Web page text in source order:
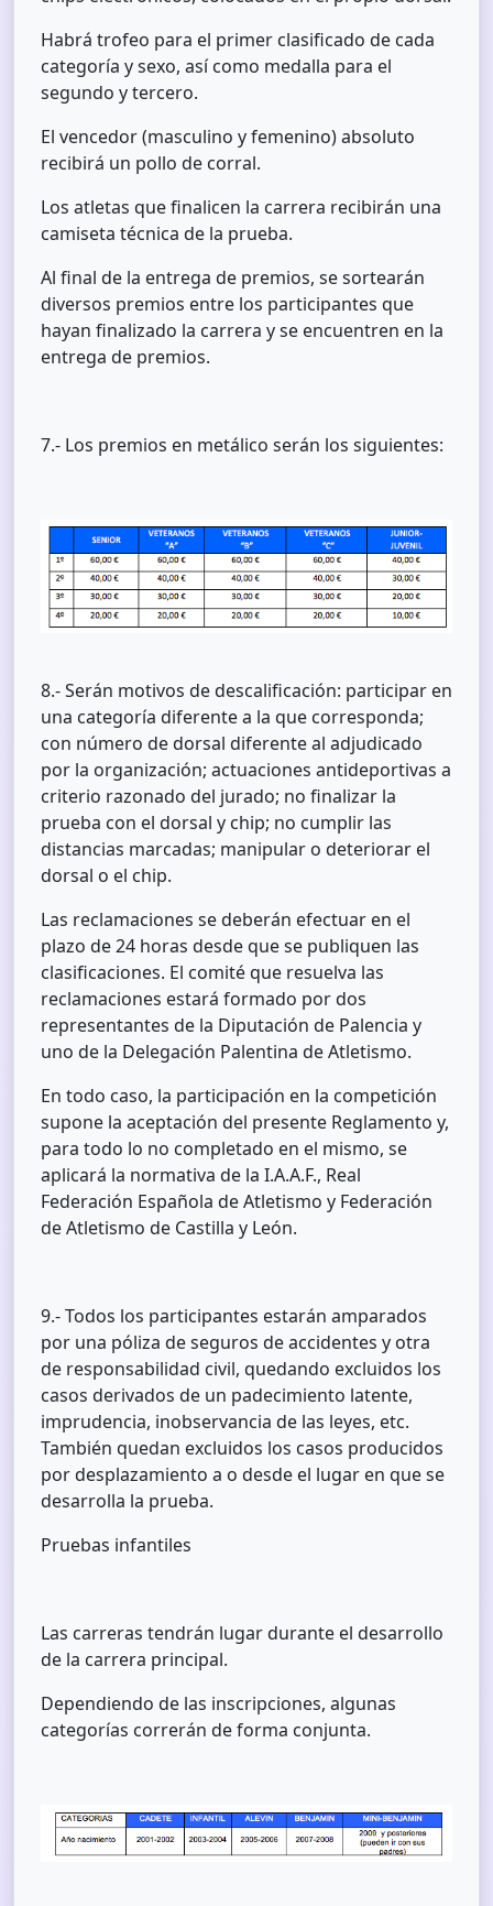
Habrá trofeo para el primer clasificado de cada
categoría y sexo, así como medalla para el
segundo y tercero.
El vencedor (masculino y femenino) absoluto
recibirá un pollo de corral.
Los atletas que finalicen la carrera recibirán una
camiseta técnica de la prueba.
Al final de la entrega de premios, se sortearán
diversos premios entre los participantes que
hayan finalizado la carrera y se encuentren en la
entrega de premios.
7.- Los premios en metálico serán los siguientes:
8.- Serán motivos de descalificación: participar en
una categoría diferente a la que corresponda;
con número de dorsal diferente al adjudicado
por la organización; actuaciones antideportivas a
criterio razonado del jurado; no finalizar la
prueba con el dorsal y chip; no cumplir las
distancias marcadas; manipular o deteriorar el
dorsal o el chip.
Las reclamaciones se deberán efectuar en el
plazo de 24 horas desde que se publiquen las
clasificaciones. El comité que resuelva las
reclamaciones estará formado por dos
representantes de la Diputación de Palencia y
uno de la Delegación Palentina de Atletismo.
En todo caso, la participación en la competición
supone la aceptación del presente Reglamento y,
para todo lo no completado en el mismo, se
aplicará la normativa de la I.A.A.F., Real
Federación Española de Atletismo y Federación
de Atletismo de Castilla y León.
9.- Todos los participantes estarán amparados
por una póliza de seguros de accidentes y otra
de responsabilidad civil, quedando excluidos los
casos derivados de un padecimiento latente,
imprudencia, inobservancia de las leyes, etc.
También quedan excluidos los casos producidos
por desplazamiento a o desde el lugar en que se
desarrolla la prueba.
Pruebas infantiles
Las carreras tendrán lugar durante el desarrollo
de la carrera principal.
Dependiendo de las inscripciones, algunas
categorías correrán de forma conjunta.